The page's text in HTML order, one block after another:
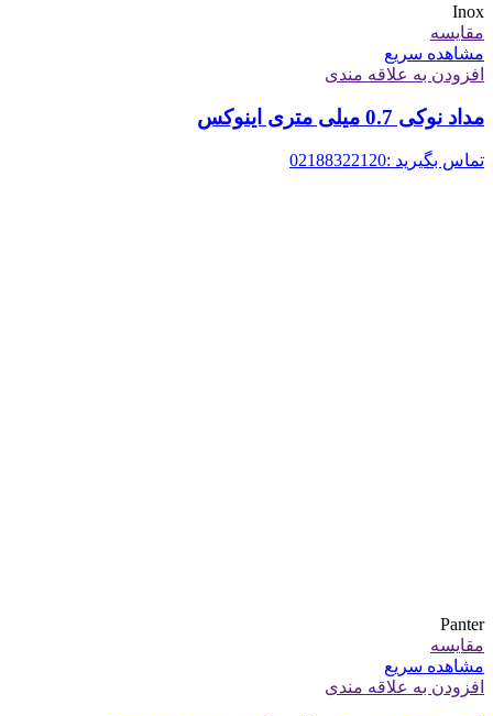
Inox
مقایسه
مشاهده سریع
افزودن به علاقه مندی
مداد نوکی 0.7 میلی متری اینوکس
تماس بگیرید :02188322120
Panter
مقایسه
مشاهده سریع
افزودن به علاقه مندی